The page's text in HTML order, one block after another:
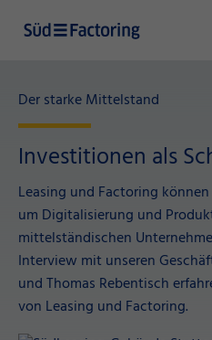
Der starke Mittelstand
Investitionen als
Leasing und Factoring
um Digitalisierung und
mittelständischen
Interview mit unseren
und Thomas Rebentisch
von Leasing und Factoring.